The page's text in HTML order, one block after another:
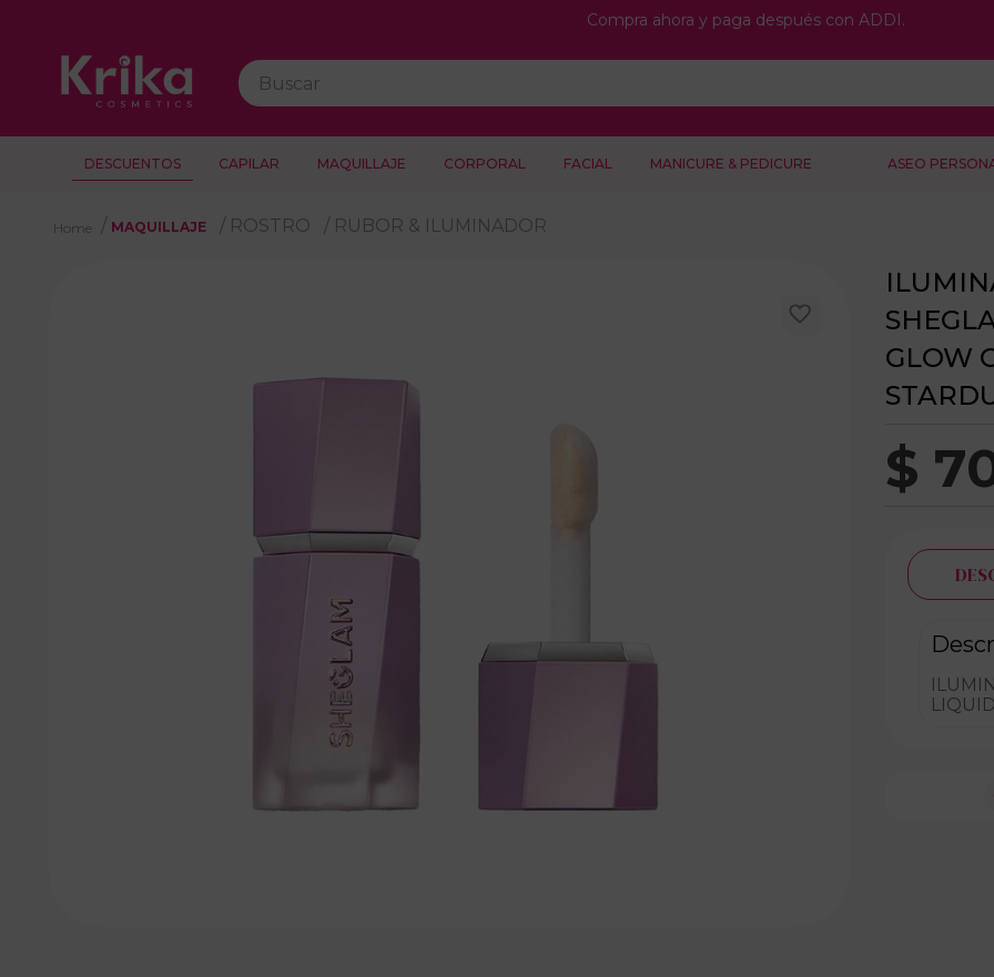
Compra ahora y paga después con ADDI.
Buscar
DESCUENTOS CAPILAR MAQUILLAJE CORPORAL FACIAL MANICURE & PEDICURE ASEO
MAQUILLAJE ROSTRO RUBOR & ILUMINADOR
GLOW
$